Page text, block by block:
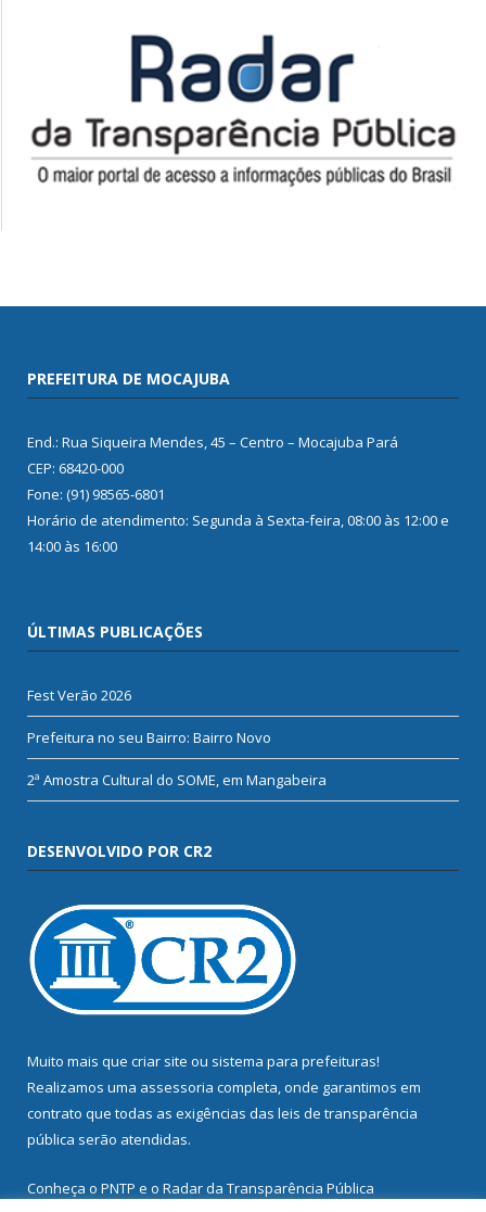
PREFEITURA DE MOCAJUBA
End.: Rua Siqueira Mendes, 45 – Centro – Mocajuba Pará
CEP: 68420-000
Fone: (91) 98565-6801
Horário de atendimento: Segunda à Sexta-feira, 08:00 às 12:00 e
14:00 às 16:00
ÚLTIMAS PUBLICAÇÕES
Fest Verão 2026
Prefeitura no seu Bairro: Bairro Novo
2ª Amostra Cultural do SOME, em Mangabeira
DESENVOLVIDO POR CR2
Muito mais que criar site ou sistema para prefeituras!
Realizamos uma assessoria completa, onde garantimos em
contrato que todas as exigências das leis de transparência
pública serão atendidas.
Conheça o PNTP e o Radar da Transparência Pública